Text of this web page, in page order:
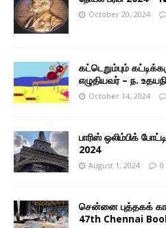
October 20, 2024
கட்டெறும்பும்
எழுதியவர் – ந.
October 14, 2024
பாரிஸ் ஒலிம்பிக்
2024
August 1, 2024 0
சென்னை புத்தகக்
47th Chennai